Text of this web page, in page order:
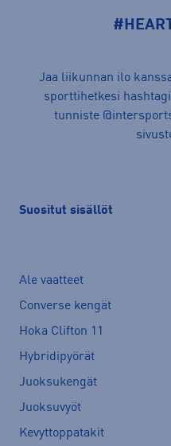
Jaa liikunnan ilo
sporttihetkesi
tunniste
Suositut sisällöt
Ale vaatteet
Converse kengät
Hoka Clifton 11
Hybridipyörät
Juoksukengät
Juoksuvyöt
Kevyttoppatakit